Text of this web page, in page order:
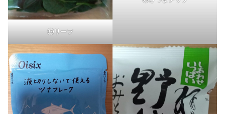
⑤リーフ